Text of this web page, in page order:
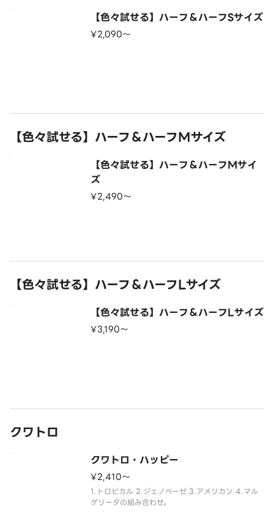
【色々試せる】ハーフ＆ハーフSサイズ
¥2,090〜
【色々試せる】ハーフ＆ハーフMサイズ
【色々試せる】ハーフ＆ハーフMサイ
ズ
¥2,490〜
【色々試せる】ハーフ＆ハーフLサイズ
【色々試せる】ハーフ＆ハーフLサイズ
¥3,190〜
クワトロ
クワトロ・ハッピー
¥2,410〜
1.トロピカル 2.ジェノベーゼ 3.アメリカン 4.マル
ゲリータの組み合わせ。